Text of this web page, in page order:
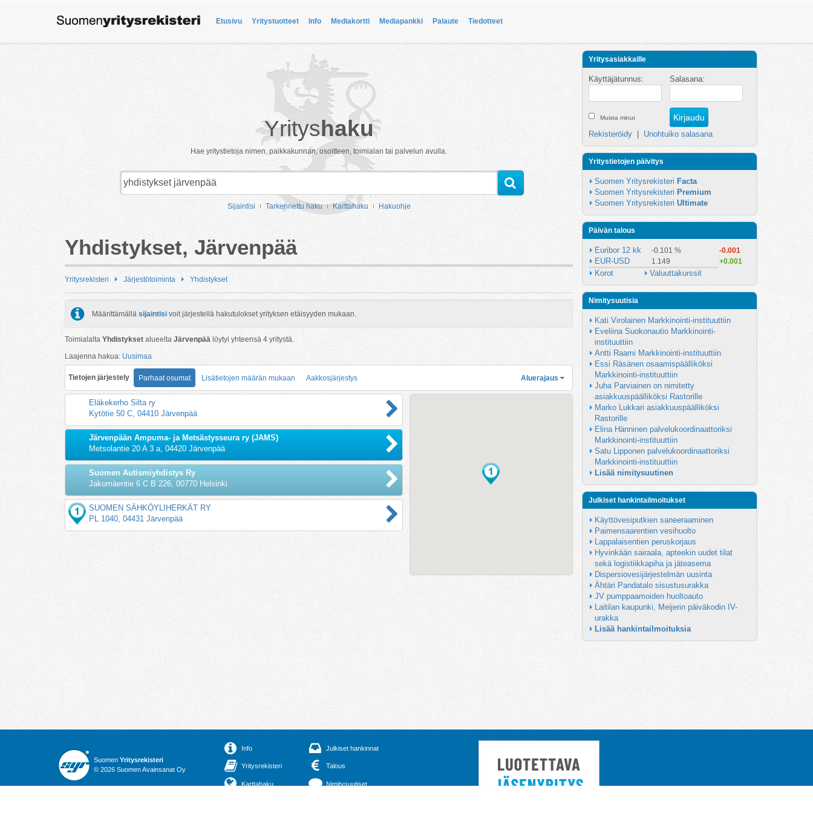
Etusivu Yritystuotteet Info Mediakortti Mediapankki Palaute Tiedotteet
Yrityshaku
Hae yritystietoja nimen, paikkakunnan, osoitteen, toimialan tai palvelun avulla.
Sijaintisi Tarkennettu haku Karttahaku Hakuohje
Yhdistykset, Järvenpää
Yritysrekisteri Järjestötoiminta Yhdistykset
Määrittämällä sijaintisi voit järjestellä hakutulokset yrityksen etäisyyden mukaan.
Toimialalta Yhdistykset alueelta Järvenpää löytyi yhteensä 4 yritystä.
Laajenna hakua: Uusimaa
Tietojen järjestely Parhaat osumat Lisätietojen määrän mukaan Aakkosjärjestys Aluerajaus
Eläkekerho Silta ry
Kytötie 50 C, 04410 Järvenpää
Järvenpään Ampuma- ja Metsästysseura ry (JAMS)
Metsolantie 20 A 3 a, 04420 Järvenpää
Suomen Autismiyhdistys Ry
Jakomäentie 6 C B 226, 00770 Helsinki
SUOMEN SÄHKÖYLIHERKÄT RY
PL 1040, 04431 Järvenpää
Yritysasiakkaille
Käyttäjätunnus: Salasana:
Muista minut
Rekisteröidy Unohtuiko salasana
Yritystietojen päivitys
Suomen Yritysrekisteri Facta
Suomen Yritysrekisteri Premium
Suomen Yritysrekisteri Ultimate
Päivän talous
Euribor 12 kk -0.101 % -0.001
EUR-USD 1.149 +0.001
Korot Valuuttakurssit
Nimitysuutisia
Kati Virolainen Markkinointi-instituuttiin
Eveliina Suokonautio Markkinointi-
instituuttiin
Antti Raami Markkinointi-instituuttiin
Essi Räsänen osaamispäälliköksi
Markkinointi-instituuttiin
Juha Parviainen on nimitetty
asiakkuuspäälliköksi Rastorille
Marko Lukkari asiakkuuspäälliköksi
Rastorille
Elina Hänninen palvelukoordinaattoriksi
Markkinointi-instituuttiin
Satu Lipponen palvelukoordinaattoriksi
Markkinointi-instituuttiin
Lisää nimitysuutinen
Julkiset hankintailmoitukset
Käyttövesiputkien saneeraaminen
Paimensaarentien vesihuolto
Lappalaisentien peruskorjaus
Hyvinkään sairaala, apteekin uudet tilat
sekä logistiikkapiha ja jäteasema
Dispersiovesijärjestelmän uusinta
Ähtäri Pandatalo sisustusurakka
JV pumppaamoiden huoltoauto
Laitilan kaupunki, Meijerin päiväkodin IV-
urakka
Lisää hankintailmoituksia
Suomen Yritysrekisteri
© 2026 Suomen Avainsanat Oy
Info
Yritysrekisteri
Karttahaku
Julkiset hankinnat
Talous
Nimitysuutiset